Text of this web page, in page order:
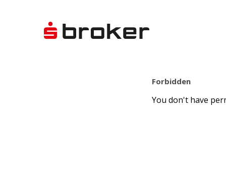
Forbidden
You don't have